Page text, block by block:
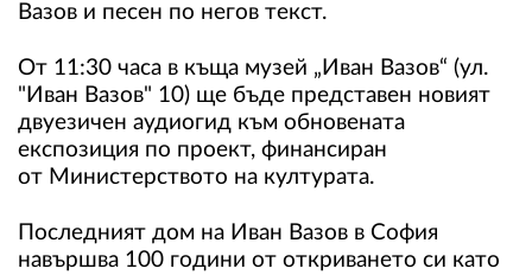
Вазов и песен по негов текст.
От 11:30 часа в къща музей „Иван Вазов“ (ул.
"Иван Вазов" 10) ще бъде представен новият
двуезичен аудиогид към обновената
експозиция по проект, финансиран
от Министерството на културата.
Последният дом на Иван Вазов в София
навършва 100 години от откриването си като